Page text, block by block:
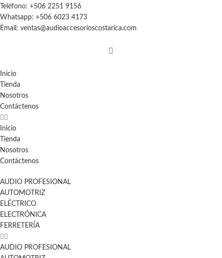
Teléfono: +506 2251 9156
Whatsapp: +506 6023 4173
Email: ventas@audioaccesorioscostarica.com
Inicio
Tienda
Nosotros
Contáctenos
Inicio
Tienda
Nosotros
Contáctenos
AUDIO PROFESIONAL
AUTOMOTRIZ
ELÉCTRICO
ELECTRÓNICA
FERRETERÍA
AUDIO PROFESIONAL